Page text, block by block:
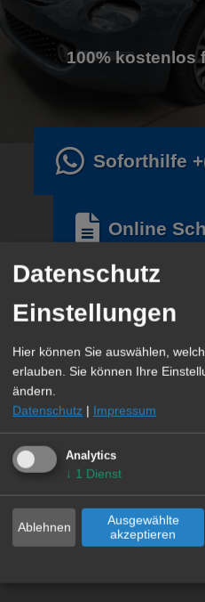
100% kostenlos
Soforthilfe
Online
Datenschutz
Einstellungen
Hier können Sie auswählen,
erlauben. Sie können Ihre
ändern.
Datenschutz | Impressum
Analytics
↓ 1 Dienst
Ablehnen
Ausgewählte
akzeptieren